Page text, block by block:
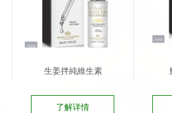
生姜拌純維生素
了解详情